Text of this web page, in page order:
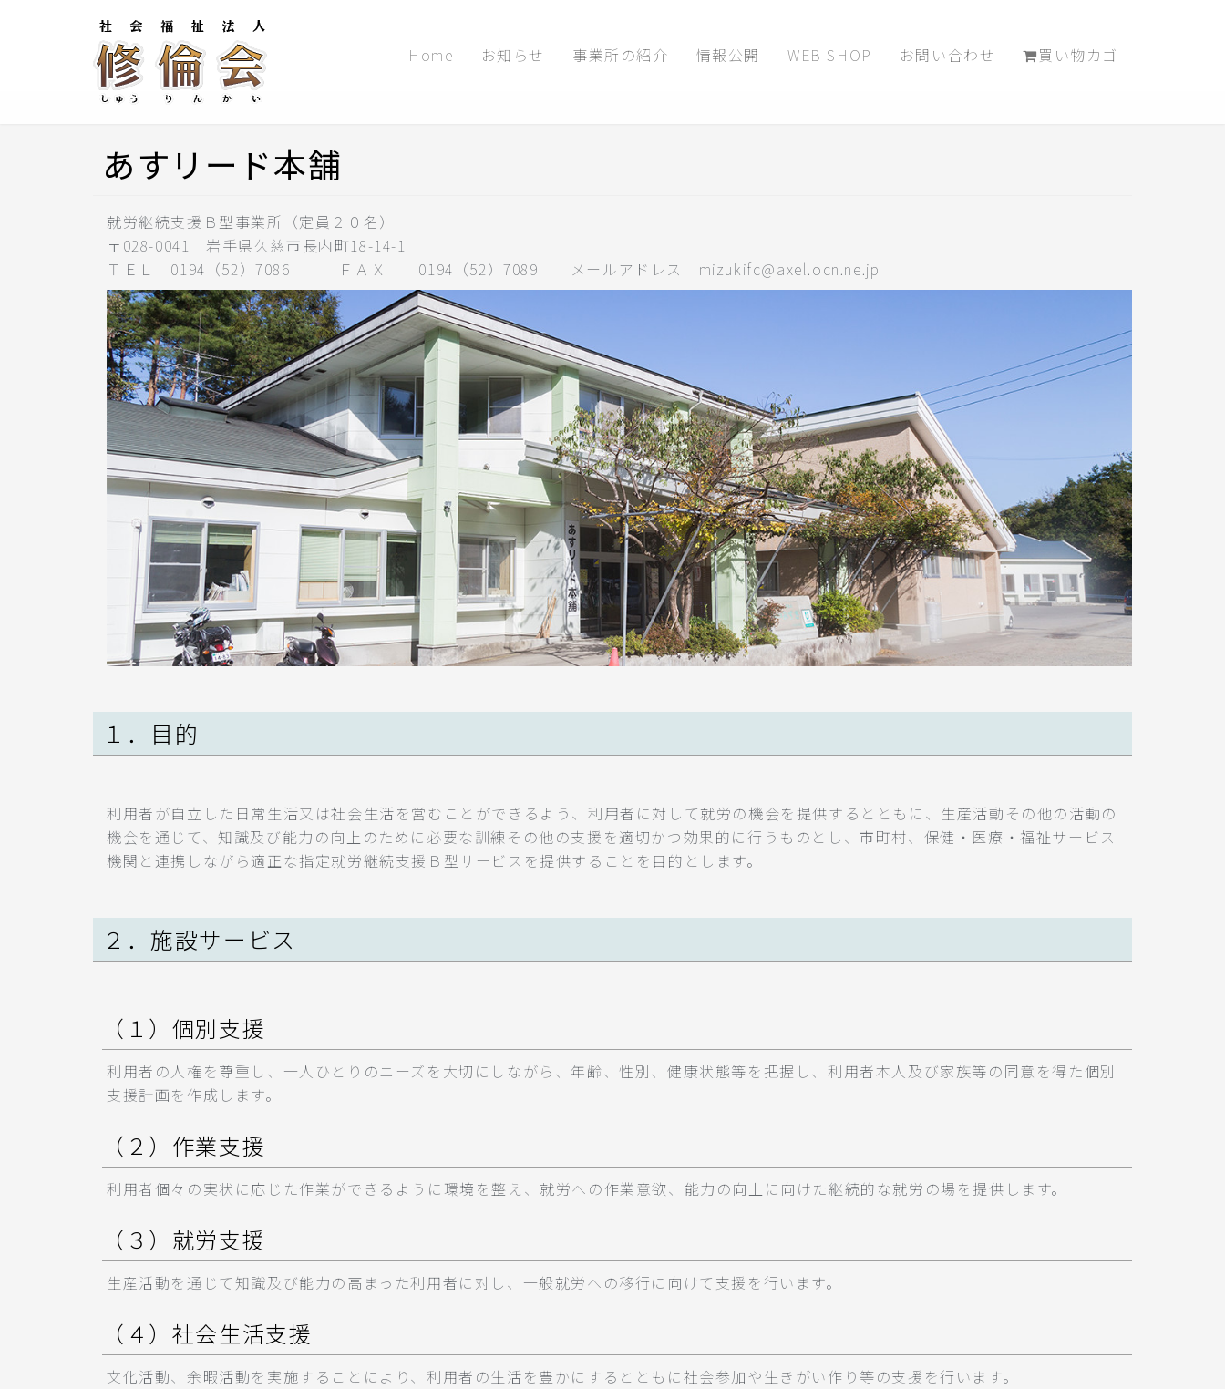
Home お知らせ 事業所の紹介 情報公開 WEB SHOP お問い合わせ 買い物カゴ
あすリード本舗
就労継続支援Ｂ型事業所（定員２０名）
〒028-0041 岩手県久慈市長内町18-14-1
ＴＥＬ 0194（52）7086 ＦＡＸ 0194（52）7089 メールアドレス mizukifc@axel.ocn.ne.jp
１．目的
利用者が自立した日常生活又は社会生活を営むことができるよう、利用者に対して就労の機会を提供するとともに、生産活動その他の活動の
機会を通じて、知識及び能力の向上のために必要な訓練その他の支援を適切かつ効果的に行うものとし、市町村、保健・医療・福祉サービス
機関と連携しながら適正な指定就労継続支援Ｂ型サービスを提供することを目的とします。
２．施設サービス
（１）個別支援
利用者の人権を尊重し、一人ひとりのニーズを大切にしながら、年齢、性別、健康状態等を把握し、利用者本人及び家族等の同意を得た個別
支援計画を作成します。
（２）作業支援
利用者個々の実状に応じた作業ができるように環境を整え、就労への作業意欲、能力の向上に向けた継続的な就労の場を提供します。
（３）就労支援
生産活動を通じて知識及び能力の高まった利用者に対し、一般就労への移行に向けて支援を行います。
（４）社会生活支援
文化活動、余暇活動を実施することにより、利用者の生活を豊かにするとともに社会参加や生きがい作り等の支援を行います。